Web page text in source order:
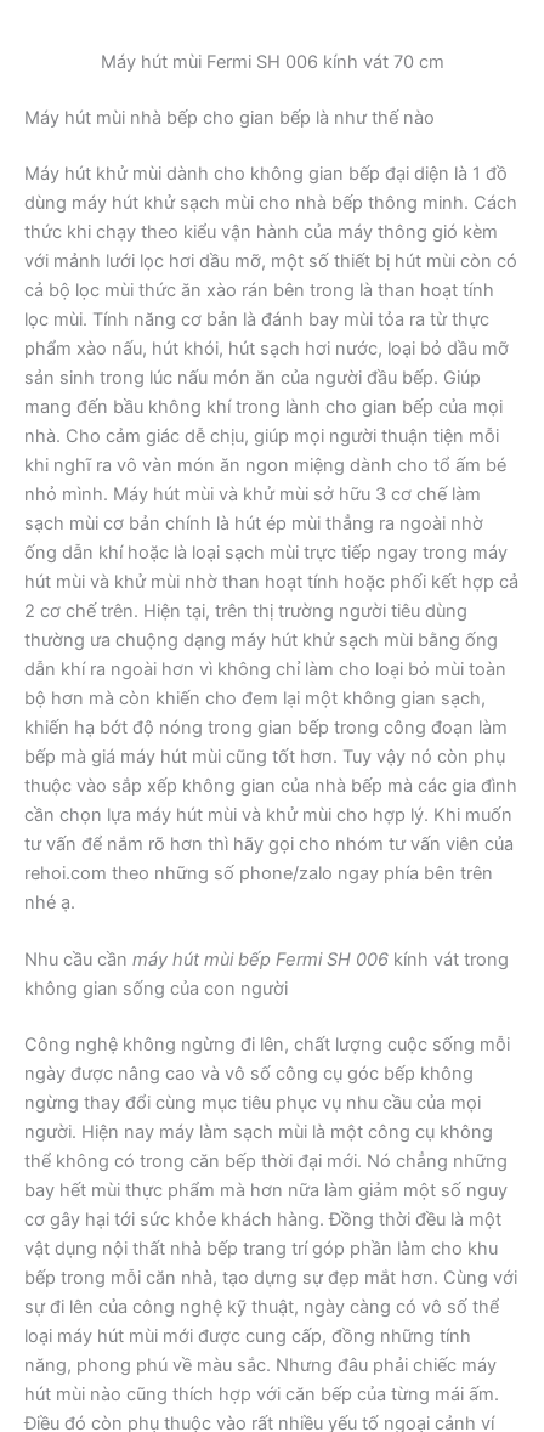
Máy hút mùi Fermi SH 006 kính vát 70 cm
Máy hút mùi nhà bếp cho gian bếp là như thế nào
Máy hút khử mùi dành cho không gian bếp đại diện là 1 đồ
dùng máy hút khử sạch mùi cho nhà bếp thông minh. Cách
thức khi chạy theo kiểu vận hành của máy thông gió kèm
với mảnh lưới lọc hơi dầu mỡ, một số thiết bị hút mùi còn có
cả bộ lọc mùi thức ăn xào rán bên trong là than hoạt tính
lọc mùi. Tính năng cơ bản là đánh bay mùi tỏa ra từ thực
phẩm xào nấu, hút khói, hút sạch hơi nước, loại bỏ dầu mỡ
sản sinh trong lúc nấu món ăn của người đầu bếp. Giúp
mang đến bầu không khí trong lành cho gian bếp của mọi
nhà. Cho cảm giác dễ chịu, giúp mọi người thuận tiện mỗi
khi nghĩ ra vô vàn món ăn ngon miệng dành cho tổ ấm bé
nhỏ mình. Máy hút mùi và khử mùi sở hữu 3 cơ chế làm
sạch mùi cơ bản chính là hút ép mùi thẳng ra ngoài nhờ
ống dẫn khí hoặc là loại sạch mùi trực tiếp ngay trong máy
hút mùi và khử mùi nhờ than hoạt tính hoặc phối kết hợp cả
2 cơ chế trên. Hiện tại, trên thị trường người tiêu dùng
thường ưa chuộng dạng máy hút khử sạch mùi bằng ống
dẫn khí ra ngoài hơn vì không chỉ làm cho loại bỏ mùi toàn
bộ hơn mà còn khiến cho đem lại một không gian sạch,
khiến hạ bớt độ nóng trong gian bếp trong công đoạn làm
bếp mà giá máy hút mùi cũng tốt hơn. Tuy vậy nó còn phụ
thuộc vào sắp xếp không gian của nhà bếp mà các gia đình
cần chọn lựa máy hút mùi và khử mùi cho hợp lý. Khi muốn
tư vấn để nắm rõ hơn thì hãy gọi cho nhóm tư vấn viên của
rehoi.com theo những số phone/zalo ngay phía bên trên
nhé ạ.
Nhu cầu cần máy hút mùi bếp Fermi SH 006 kính vát trong
không gian sống của con người
Công nghệ không ngừng đi lên, chất lượng cuộc sống mỗi
ngày được nâng cao và vô số công cụ góc bếp không
ngừng thay đổi cùng mục tiêu phục vụ nhu cầu của mọi
người. Hiện nay máy làm sạch mùi là một công cụ không
thể không có trong căn bếp thời đại mới. Nó chẳng những
bay hết mùi thực phẩm mà hơn nữa làm giảm một số nguy
cơ gây hại tới sức khỏe khách hàng. Đồng thời đều là một
vật dụng nội thất nhà bếp trang trí góp phần làm cho khu
bếp trong mỗi căn nhà, tạo dựng sự đẹp mắt hơn. Cùng với
sự đi lên của công nghệ kỹ thuật, ngày càng có vô số thể
loại máy hút mùi mới được cung cấp, đồng những tính
năng, phong phú về màu sắc. Nhưng đâu phải chiếc máy
hút mùi nào cũng thích hợp với căn bếp của từng mái ấm.
Điều đó còn phụ thuộc vào rất nhiều yếu tố ngoại cảnh ví